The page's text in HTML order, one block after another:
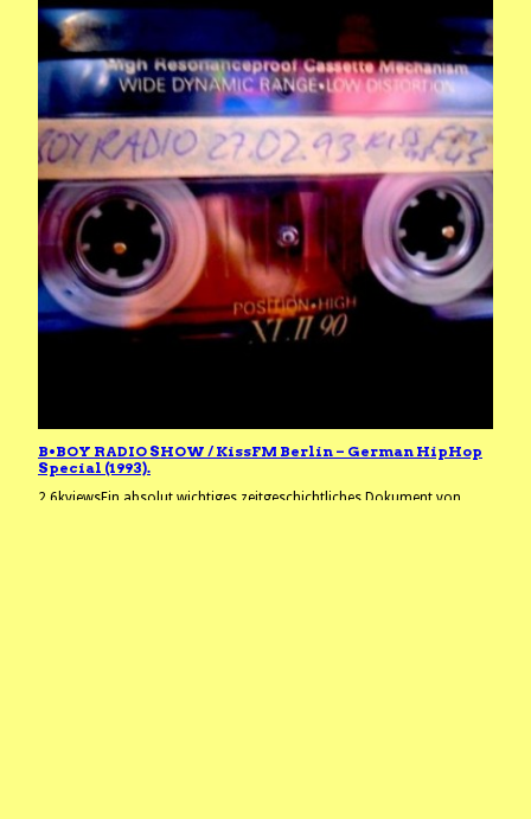
B•BOY RADIO SHOW / KissFM Berlin – German HipHop
Special (1993).
2.6kviewsEin absolut wichtiges zeitgeschichtliches Dokument von